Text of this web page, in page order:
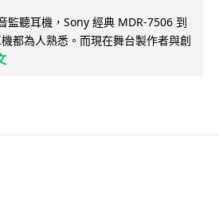
監聽耳機，Sony 經典 MDR-7506 到
都為人熟悉。而現在舞台製作者與創